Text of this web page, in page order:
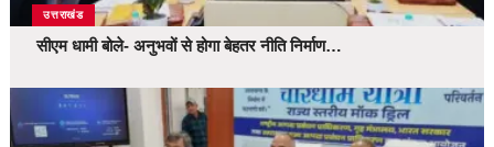
उत्तराखंड
सीएम धामी बोले- अनुभवों से होगा बेहतर नीति निर्माण…